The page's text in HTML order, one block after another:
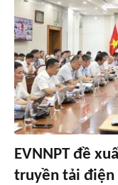
EVNNPT đề
truyền tải điện